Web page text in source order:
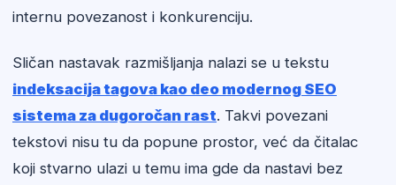
internu povezanost i konkurenciju.
Sličan nastavak razmišljanja nalazi se u tekstu
indeksacija tagova kao deo modernog SEO
sistema za dugoročan rast. Takvi povezani
tekstovi nisu tu da popune prostor, već da čitalac
koji stvarno ulazi u temu ima gde da nastavi bez